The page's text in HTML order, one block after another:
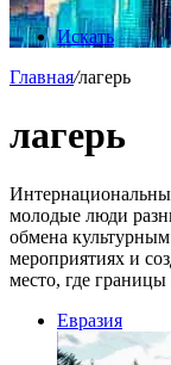
Искать
Главная/лагерь
лагерь
молодые люди
обмена
мероприятиях и
место, где
Евразия